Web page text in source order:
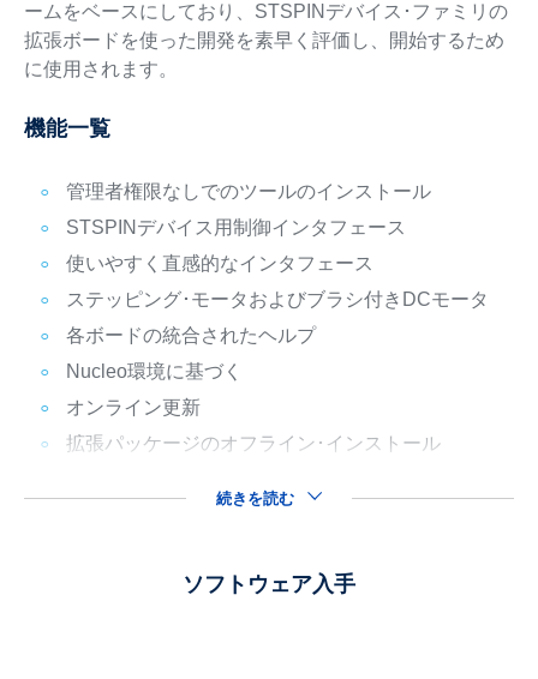
ームをベースにしており、STSPINデバイス･ファミリの
拡張ボードを使った開発を素早く評価し、開始するため
に使用されます。
機能一覧
管理者権限なしでのツールのインストール
STSPINデバイス用制御インタフェース
使いやすく直感的なインタフェース
ステッピング･モータおよびブラシ付きDCモータ
各ボードの統合されたヘルプ
Nucleo環境に基づく
オンライン更新
拡張パッケージのオフライン･インストール
続きを読む
ソフトウェア入手